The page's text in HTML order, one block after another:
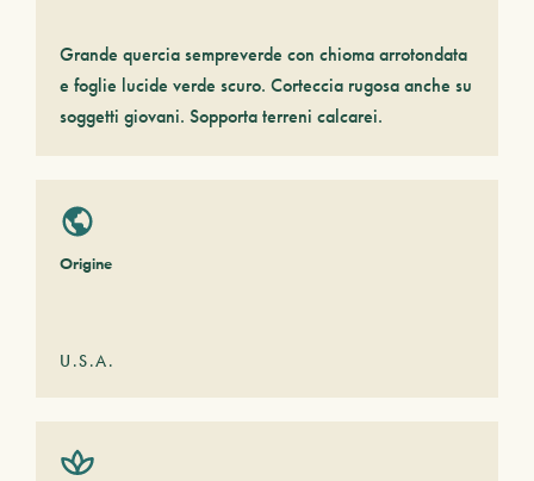
Grande quercia sempreverde con chioma arrotondata
e foglie lucide verde scuro. Corteccia rugosa anche su
soggetti giovani. Sopporta terreni calcarei.
Origine
U.S.A.